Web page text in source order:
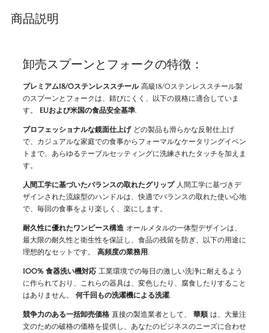
商品説明
卸売スプーンとフォークの特徴：
プレミアム18/0ステンレススチール高級18/0ステンレススチール製
のスプーンとフォークは、錆びにくく、以下の規格に適合していま
す。 EUおよび米国の食品安全基準.
プロフェッショナルな鏡面仕上げどの製品も滑らかな反射仕上げ
で、カジュアルな家庭での食事からフォーマルなケータリングイベン
トまで、あらゆるテーブルセッティングに洗練されたタッチを加えま
す。
人間工学に基づいたバランスの取れたグリップ人間工学に基づきデ
ザインされた流線型のハンドルは、快適でバランスの取れた使い心地
で、毎回の食事をより楽しく、楽にします。
耐久性に優れたワンピース構造オールメタルの一体型デザインは、
最大限の耐久性と衛生性を保証し、食品の残留を防ぎ、以下の用途に
理想的なセットです。 高頻度の業務用.
100% 食器洗い機対応工業環境での毎日の激しい洗浄に耐えるよう
に作られており、これらの器具は、変色したり、腐食したりすること
はありません。 何千回もの洗濯機による洗濯.
競争力のある一括卸売価格直接の製造業者として、 華順は、大量注
文のための破格の価格を提供し、あなたのビジネスのニーズに合わせ